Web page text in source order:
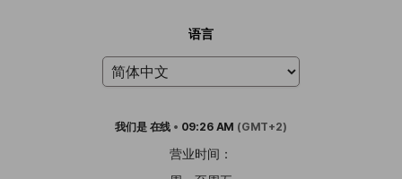
语言
我们是 在线 • 09:26 AM (GMT+2)
营业时间：